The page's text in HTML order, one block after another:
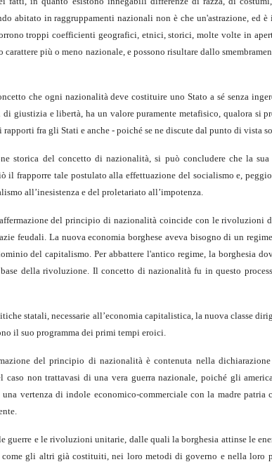
abitato in raggruppamenti nazionali non è che un'astrazione, ed
troppi coefficienti geografici, etnici, storici, molte volte in
carattere più o meno nazionale, e possono risultare dallo
che ogni nazionalità deve costituire uno Stato a sé senza
giustizia e libertà, ha un valore puramente metafisico, qualora si
fra gli Stati e anche - poiché se ne discute dal punto di vista
storica del concetto di nazionalità, si può concludere che la
il frapporre tale postulato alla effettuazione del socialismo e,
all’inesistenza e del proletariato all’impotenza.
del principio di nazionalità coincide con le rivoluzioni
feudali. La nuova economia borghese aveva bisogno di un
del capitalismo. Per abbattere l'antico regime, la borghesia
della rivoluzione. Il concetto di nazionalità fu in questo
statali, necessarie all’economia capitalistica, la nuova classe
il suo programma dei primi tempi eroici.
del principio di nazionalità è contenuta nella
caso non trattavasi di una vera guerra nazionale, poiché gli
vertenza di indole economico-commerciale con la madre
guerre e le rivoluzioni unitarie, dalle quali la borghesia attinse le
come gli altri già costituiti, nei loro metodi di governo e nella loro